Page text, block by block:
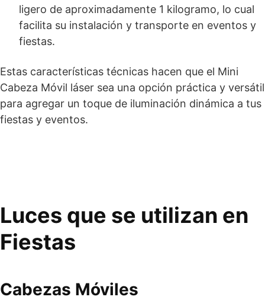
ligero de aproximadamente 1 kilogramo, lo cual
facilita su instalación y transporte en eventos y
fiestas.
Estas características técnicas hacen que el Mini
Cabeza Móvil láser sea una opción práctica y versátil
para agregar un toque de iluminación dinámica a tus
fiestas y eventos.
Luces que se utilizan en
Fiestas
Cabezas Móviles